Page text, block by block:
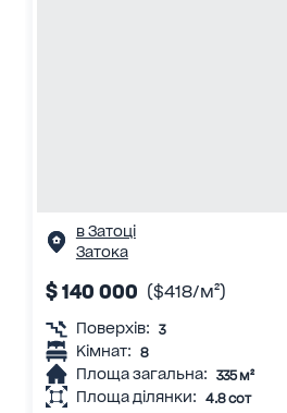
в Затоці
Затока
$ 140 000 ($418/м²)
Поверхів: 3
Кімнат: 8
Площа загальна: 335 м²
Площа ділянки: 4.8 сот